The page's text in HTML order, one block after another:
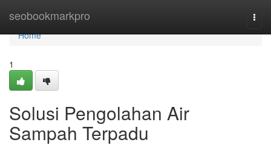
seobookmarkpro
Home
Home
1
Solusi Pengolahan Air
Sampah Terpadu